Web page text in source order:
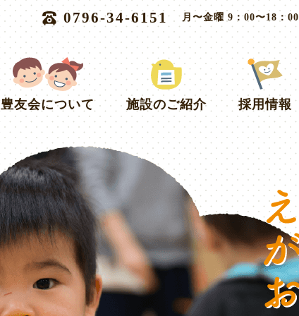
豊友会について 施設のご紹介 採用情報
0796-34-6151 月〜金曜 9：00〜18：00